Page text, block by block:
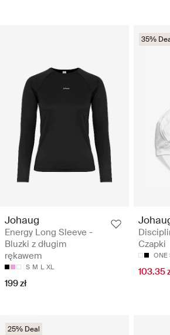
Johaug
Energy Long Sleeve -
Bluzki z długim
rękawem
S M L XL
199 zł
35%
Czapki
ONE
103.35
25% Deal